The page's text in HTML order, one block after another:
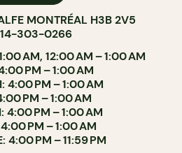
MONTRÉAL H3B 2V5
303-0266
AM, 12:00 AM – 1:00 AM
PM – 1:00 AM
4:00 PM – 1:00 AM
PM – 1:00 AM
4:00 PM – 1:00 AM
PM – 1:00 AM
4:00 PM – 11:59 PM